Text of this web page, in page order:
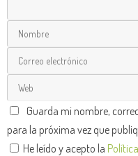
Guarda mi nombre,
para la próxima vez que
He leído y acepto la